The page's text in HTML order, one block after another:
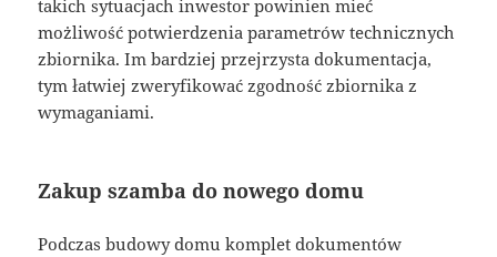
takich sytuacjach inwestor powinien mieć
możliwość potwierdzenia parametrów technicznych
zbiornika. Im bardziej przejrzysta dokumentacja,
tym łatwiej zweryfikować zgodność zbiornika z
wymaganiami.
Zakup szamba do nowego domu
Podczas budowy domu komplet dokumentów